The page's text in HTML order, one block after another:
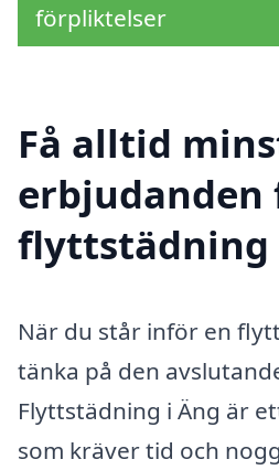
förpliktelser
Få alltid
erbjudanden
flyttstädning
När du står inför en
tänka på den
Flyttstädning i Äng är
som kräver tid och